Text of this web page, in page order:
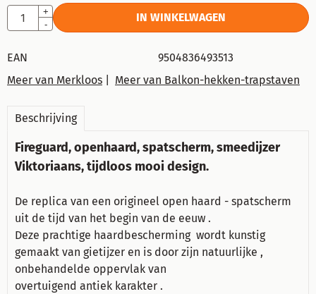
Aantal
+
-
IN WINKELWAGEN
EAN
9504836493513
Meer van Merkloos
Meer van Balkon-hekken-trapstaven
Beschrijving
Fireguard, openhaard, spatscherm, smeedijzer
Viktoriaans, tijdloos mooi design.
De replica van een origineel open haard - spatscherm
uit de tijd van het begin van de eeuw .
Deze prachtige haardbescherming wordt kunstig
gemaakt van gietijzer en is door zijn natuurlijke ,
onbehandelde oppervlak van
overtuigend antiek karakter .